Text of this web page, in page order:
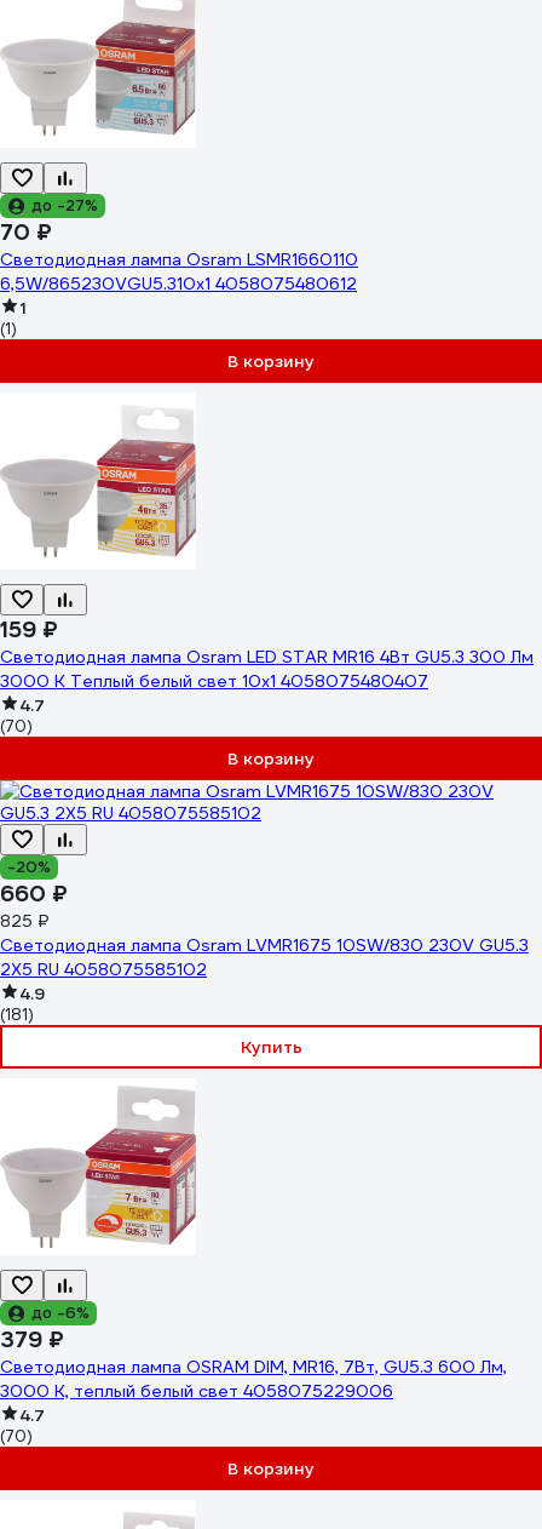
до -27%
70 ₽
Светодиодная лампа Osram LSMR1660110
6,5W/865230VGU5.310x1 4058075480612
1
(1)
В корзину
159 ₽
Светодиодная лампа Osram LED STAR MR16 4Вт GU5.3 300 Лм
3000 К Теплый белый свет 10х1 4058075480407
4.7
(70)
В корзину
-20%
660 ₽
825 ₽
Светодиодная лампа Osram LVMR1675 10SW/830 230V GU5.3
2X5 RU 4058075585102
4.9
(181)
Купить
до -6%
379 ₽
Светодиодная лампа OSRAM DIM, MR16, 7Вт, GU5.3 600 Лм,
3000 К, теплый белый свет 4058075229006
4.7
(70)
В корзину